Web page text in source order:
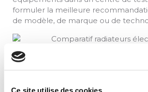
formuler la meilleure
de modèle, de marque ou de
À l'origine de Casam Pro se trouve
électricien qui rencontrait des
Julien, dont le métier était d'analyser